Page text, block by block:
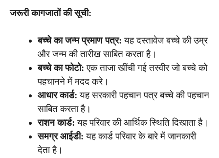
जरूरी कागजातों की सूची:
बच्चे का जन्म प्रमाण पत्र: यह दस्तावेज बच्चे की उम्र
और जन्म की तारीख साबित करता है।
बच्चे का फोटो:एक ताजा खींची गई तस्वीर जो बच्चे को
पहचानने में मदद करे।
आधार कार्ड: यह सरकारी पहचान पत्र बच्चे की पहचान
साबित करता है।
राशन कार्ड: यह परिवार की आर्थिक स्थिति दिखाता है।
समग्र आईडी: यह कार्ड परिवार के बारे में जानकारी
देता है।